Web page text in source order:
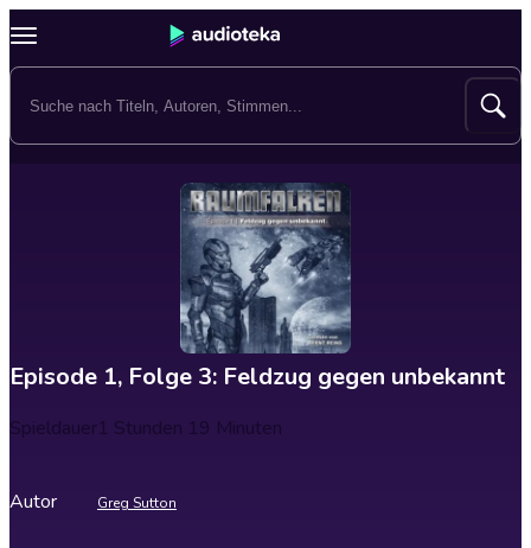
Episode 1, Folge 3: Feldzug gegen unbekannt
Spieldauer1 Stunden 19 Minuten
Autor Greg Sutton